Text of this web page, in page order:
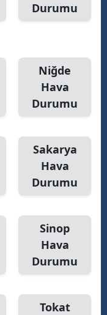
Durumu
Niğde
Hava
Durumu
Sakarya
Hava
Durumu
Sinop
Hava
Durumu
Tokat